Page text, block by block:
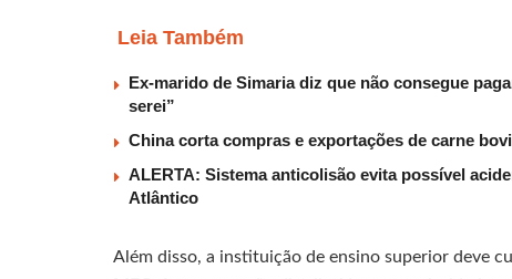
Leia Também
Ex-marido de Simaria diz que não consegue
serei”
China corta compras e exportações de carne
ALERTA: Sistema anticolisão evita possível
Atlântico
Além disso, a instituição de ensino superior deve